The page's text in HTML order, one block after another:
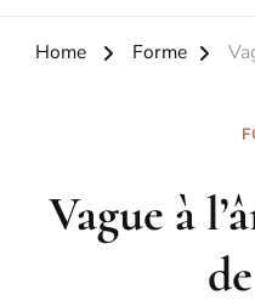
Home Forme
Vague à